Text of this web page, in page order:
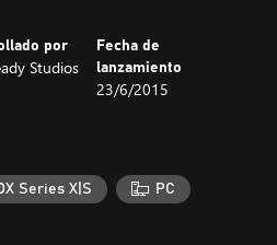
por
Studios
Fecha de
lanzamiento
23/6/2015
Series X|S PC